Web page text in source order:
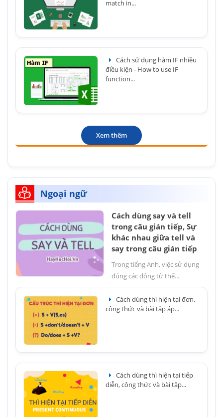
match in...
Cách sử dụng hàm IF nhiều
điều kiện - How to use IF
function...
Xem thêm
Ngoại ngữ
Cách dùng say và tell
trong câu gián tiếp, Sự
khác nhau giữa tell và
say trong câu gián tiếp
Trong tiếng Anh, việc sử dụng
đúng các động từ thể...
Cách dùng thì hiện tại đơn,
công thức và bài tập áp...
Cách dùng thì hiện tại tiếp
diễn, công thức và bài tập...